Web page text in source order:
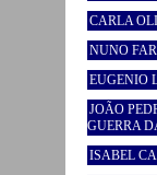
CARLA
NUNO
EUGENIO
JOÃO
GUERRA
ISABEL